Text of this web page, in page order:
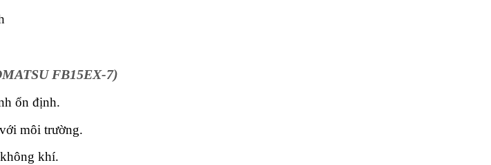
FB15EX-7)
ổn định.
môi trường.
khí.